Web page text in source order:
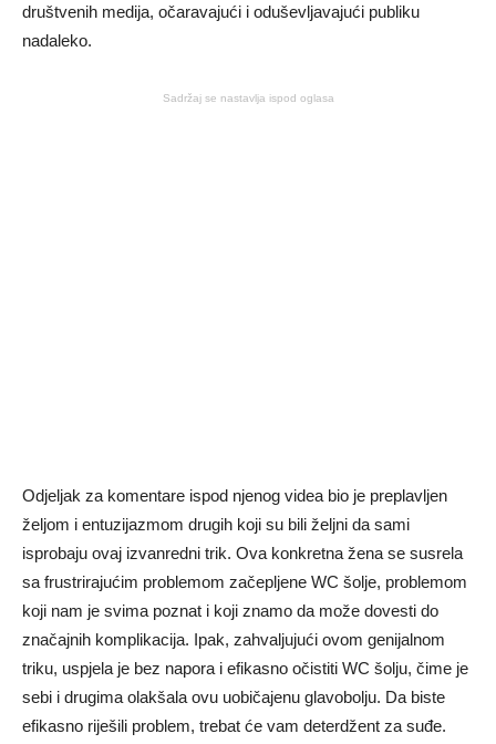
društvenih medija, očaravajući i oduševljavajući publiku
nadaleko.
Sadržaj se nastavlja ispod oglasa
Odjeljak za komentare ispod njenog videa bio je preplavljen
željom i entuzijazmom drugih koji su bili željni da sami
isprobaju ovaj izvanredni trik. Ova konkretna žena se susrela
sa frustrirajućim problemom začepljene WC šolje, problemom
koji nam je svima poznat i koji znamo da može dovesti do
značajnih komplikacija. Ipak, zahvaljujući ovom genijalnom
triku, uspjela je bez napora i efikasno očistiti WC šolju, čime je
sebi i drugima olakšala ovu uobičajenu glavobolju. Da biste
efikasno riješili problem, trebat će vam deterdžent za suđe.